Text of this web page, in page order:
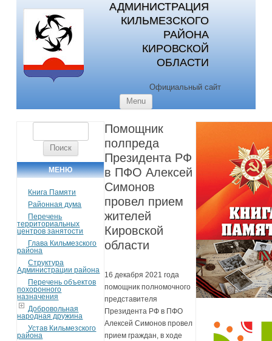
АДМИНИСТРАЦИЯ
КИЛЬМЕЗСКОГО
РАЙОНА
КИРОВСКОЙ
ОБЛАСТИ
Официальный сайт
Menu
МЕНЮ
Книга Памяти
Районная дума
Перечень
территориальных
центров занятости
Глава Кильмезского
района
Структура
Администрации района
Перечень объектов
похоронного
назначения
Добровольная
народная дружина
Устав Кильмезского
района
Помощник
полпреда
Президента РФ
в ПФО Алексей
Симонов
провел прием
жителей
Кировской
области
16 декабря 2021 года
помощник полномочного
представителя
Президента РФ в ПФО
Алексей Симонов провел
прием граждан, в ходе